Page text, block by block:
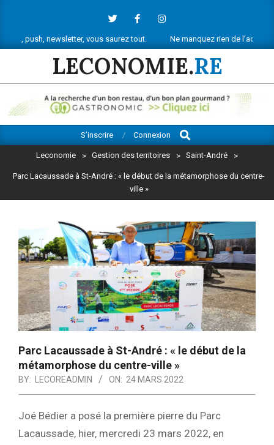
content
vous saurez tout. Ne manquez rien de l’actu économique
LECONOMIE.RE
Navigation
S’inscrire Connexion
Search
Leconomie > Gestion des territoires > Saint-André >
Parc Lacaussade à St-André : « le début de la métamorphose du centre-
ville »
Parc Lacaussade à St-André : « le début de la
métamorphose du centre-ville »
BY: LECOREADMIN ON: 24 MARS 2022
Joé Bédier a posé la première pierre du Parc
Lacaussade, hier, mercredi 23 mars 2022, en